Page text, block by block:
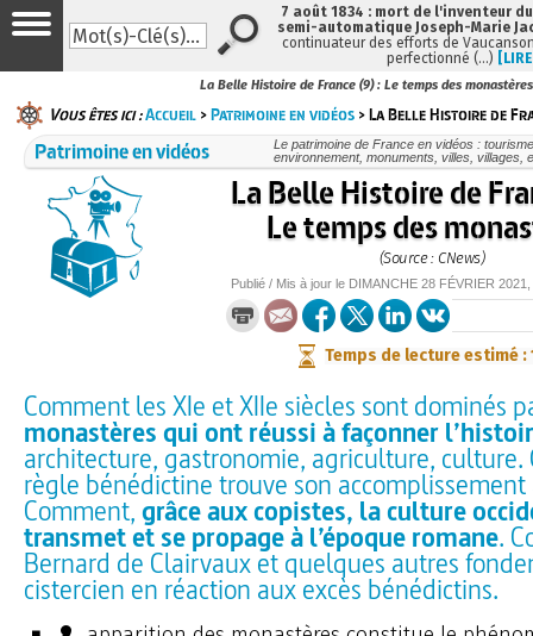
La Belle Histoire de France (9) : Le temps des monastères
Vous êtes ici :Accueil >Patrimoine en vidéos > La Belle Histoire de
Patrimoine en vidéos
Le patrimoine de France en vidéos :
environnement, monuments, villes, villages,
La Belle Histoire de
Le temps des
(Source : CNews)
Publié / Mis à jour le DIMANCHE 28 FÉVRIER 2021
Temps de lecture estimé :
Comment les XIe et XIIe siècles sont dominés
monastères qui ont réussi à façonner
architecture, gastronomie, agriculture, culture.
règle bénédictine trouve son accomplissement
Comment,grâce aux copistes, la culture
transmet et se propage à l’époque romane.
Bernard de Clairvaux et quelques autres
cistercien en réaction aux excès bénédictins.
7 août 1834 : mort de l'inventeur
semi-automatique Joseph-Marie
continuateur des efforts de
perfectionné (…)